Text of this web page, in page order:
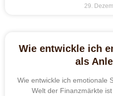
29.
Wie entwickle ich
als
Wie entwickle ich emotionale
Welt der Finanzmärkte